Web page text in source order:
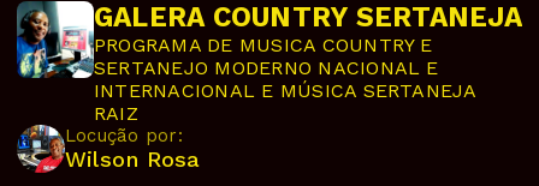
GALERA COUNTRY SERTANEJA
PROGRAMA DE MUSICA COUNTRY E
SERTANEJO MODERNO NACIONAL E
INTERNACIONAL E MÚSICA SERTANEJA
RAIZ
Locução por:
Wilson Rosa